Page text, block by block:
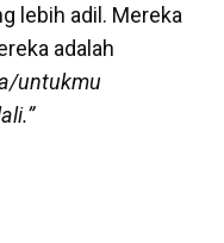
lebih adil. Mereka
adalah
untukmu